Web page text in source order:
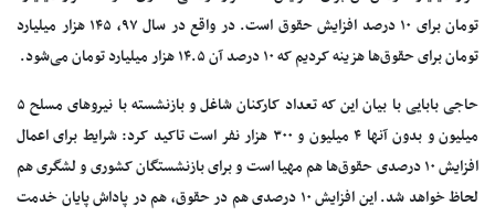
تومان برای ۱۰ درصد افزایش حقوق است. در واقع در سال ۹۷، ۱۴۵ هزار میلیارد
تومان برای حقوق‌ها هزینه کردیم که ۱۰ درصد آن ۱۴.۵ هزار میلیارد تومان می‌شود.
حاجی بابایی با بیان این که تعداد کارکنان شاغل و بازنشسته با نیروهای مسلح ۵
میلیون و بدون آنها ۴ میلیون و ۳۰۰ هزار نفر است تاکید کرد: شرایط برای اعمال
افزایش ۱۰ درصدی حقوق‌ها هم مهیا است و برای بازنشستگان کشوری و لشگری هم
لحاظ خواهد شد. این افزایش ۱۰ درصدی هم در حقوق، هم در پاداش پایان خدمت